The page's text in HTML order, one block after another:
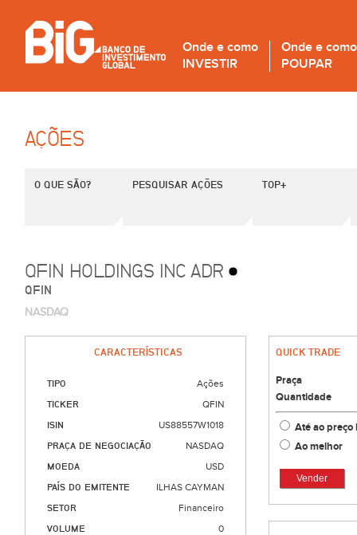
Onde e como
INVESTIR
Onde e como
POUPAR
AÇÕES
O QUE SÃO? PESQUISAR AÇÕES TOP+
QFIN HOLDINGS INC ADR
QFIN
NASDAQ
CARACTERÍSTICAS
TIPO Ações
TICKER QFIN
ISIN US88557W1018
PRAÇA DE NEGOCIAÇÃO NASDAQ
MOEDA USD
PAÍS DO EMITENTE ILHAS CAYMAN
SETOR Financeiro
VOLUME 0
QUICK TRADE
Praça
Quantidade
Até ao
Ao melhor
Vender